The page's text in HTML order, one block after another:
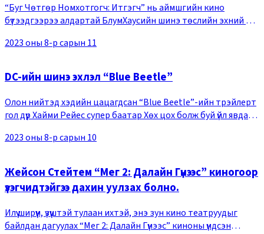
“Буг Чөтгөр Номхотгогч: Итгэгч” нь аймшгийн кино
бүтээдгээрээ алдартай БлумХаусийн шинэ төслийн эхний түүх
нийтэд таниулах хөшгийг нээж байгаа б
2023 оны 8-р сарын 11
DC-ийн шинэ эхлэл “Blue Beetle”
Олон нийтэд хэдийн цацагдсан “Blue Beetle”-ийн трэйлерт
гол дүр Хайми Рейес супер баатар Хөх цох болж буй үйл явдал,
Скараб түүний биетэй нэгд
2023 оны 8-р сарын 10
Жейсон Стейтем “Мег 2: Далайн Гүнээс” киногоор
үзэгчидтэйгээ дахин уулзах болно.
Илүү ширүүн, үзүүштэй тулаан ихтэй, энэ зун кино театруудыг
байлдан дагуулах “Мег 2: Далайн Гүнээс” киноны үндсэн